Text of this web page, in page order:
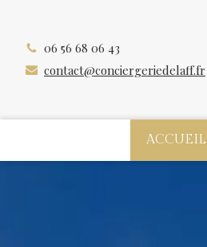
06 56 68 06 43
contact@conciergeriedelaff.fr
ACCUEIL